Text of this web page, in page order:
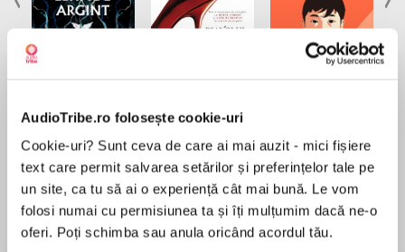
AudioTribe.ro folosește cookie-uri
Cookie-uri? Sunt ceva de care ai mai auzit - mici fișiere
text care permit salvarea setărilor și preferințelor tale pe
un site, ca tu să ai o experiență cât mai bună. Le vom
folosi numai cu permisiunea ta și îți mulțumim dacă ne-o
oferi. Poți schimba sau anula oricând acordul tău.
de...
Dani Francis
la...
Lauren Weisberger
Desprecarte
From Julie Murphy, #1 New York Times